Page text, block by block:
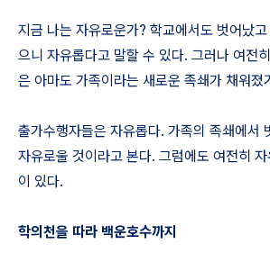
지금 나는 자유로운가? 학교에서도 벗어났
으니 자유롭다고 말할 수 있다. 그러나 여전
은 아마도 가족이라는 새로운 족쇄가 채워졌
출가수행자들은 자유롭다. 가족의 족쇄에서
자유로울 것이라고 본다. 그럼에도 여전히
이 있다.
학의천을 따라 백운호수까지